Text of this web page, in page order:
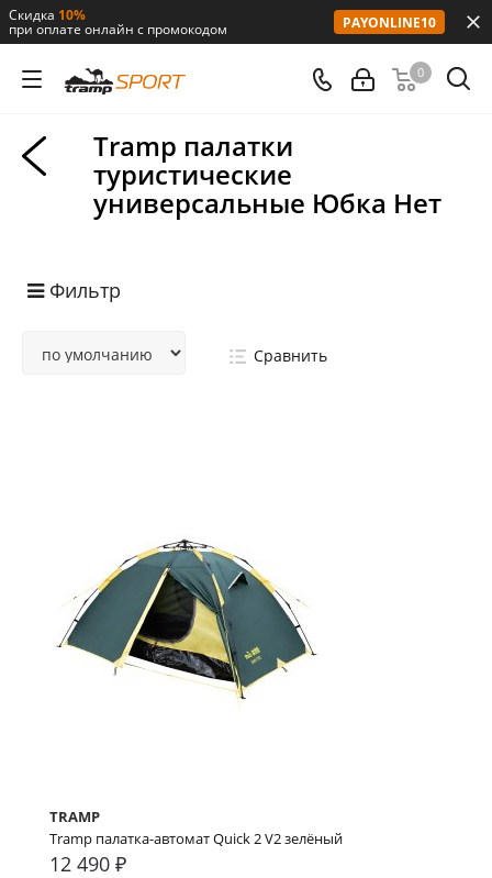
Скидка 10%
при оплате онлайн с промокодом PAYONLINE10
0
Tramp палатки
туристические
универсальные Юбка Нет
Фильтр
Сравнить
TRAMP
Tramp палатка-автомат Quick 2 V2 зелёный
12 490 ₽